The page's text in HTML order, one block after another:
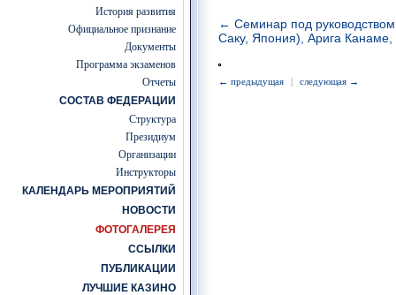
История развития
Официальное признание
Документы
Программа экзаменов
Отчеты
СОСТАВ ФЕДЕРАЦИИ
Структура
Президиум
Организации
Инструкторы
КАЛЕНДАРЬ МЕРОПРИЯТИЙ
НОВОСТИ
ФОТОГАЛЕРЕЯ
ССЫЛКИ
ПУБЛИКАЦИИ
ЛУЧШИЕ КАЗИНО
← Семинар под руководством
Саку, Япония), Арига Канаме,
← предыдущая | следующая →